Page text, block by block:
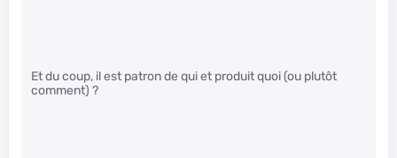
Et du coup, il est patron de qui et produit quoi (ou plutôt
comment) ?